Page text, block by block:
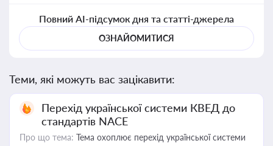
Повний AI-підсумок дня та статті-джерела
ОЗНАЙОМИТИСЯ
Теми, які можуть вас зацікавити:
Перехід української системи КВЕД до
стандартів NACE
Про що тема: Тема охоплює перехід української системи